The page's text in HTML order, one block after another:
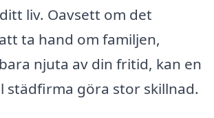
liv. Oavsett om det
ta hand om familjen,
njuta av din fritid, kan en
städfirma göra stor skillnad.